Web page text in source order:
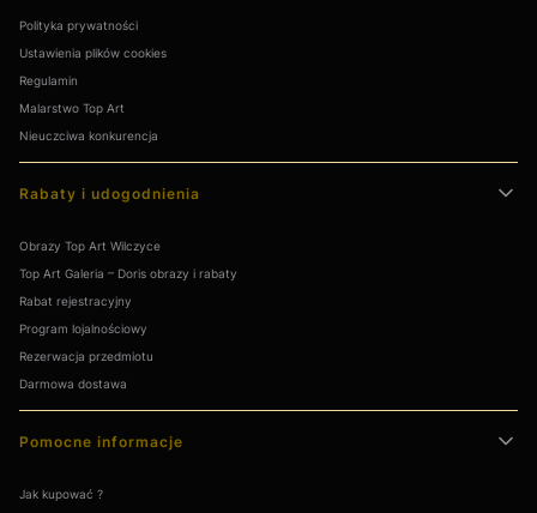
Polityka prywatności
Ustawienia plików cookies
Regulamin
Malarstwo Top Art
Nieuczciwa konkurencja
Rabaty i udogodnienia
Obrazy Top Art Wilczyce
Top Art Galeria – Doris obrazy i rabaty
Rabat rejestracyjny
Program lojalnościowy
Rezerwacja przedmiotu
Darmowa dostawa
Pomocne informacje
Jak kupować ?